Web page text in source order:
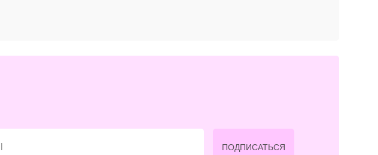
ПОДПИСАТЬСЯ